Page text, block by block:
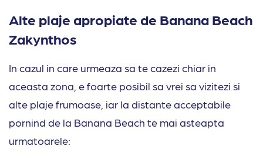
Alte plaje apropiate de Banana Beach
Zakynthos
In cazul in care urmeaza sa te cazezi chiar in
aceasta zona, e foarte posibil sa vrei sa vizitezi si
alte plaje frumoase, iar la distante acceptabile
pornind de la Banana Beach te mai asteapta
urmatoarele: